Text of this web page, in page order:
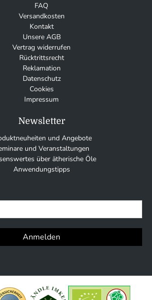
FAQ
Versandkosten
Kontakt
Unsere AGB
Vertrag widerrufen
Rücktrittsrecht
Reklamation
Datenschutz
Cookies
Impressum
Newsletter
und Angebote
und Veranstaltungen
über ätherische Öle
Anwendungstipps
Anmelden